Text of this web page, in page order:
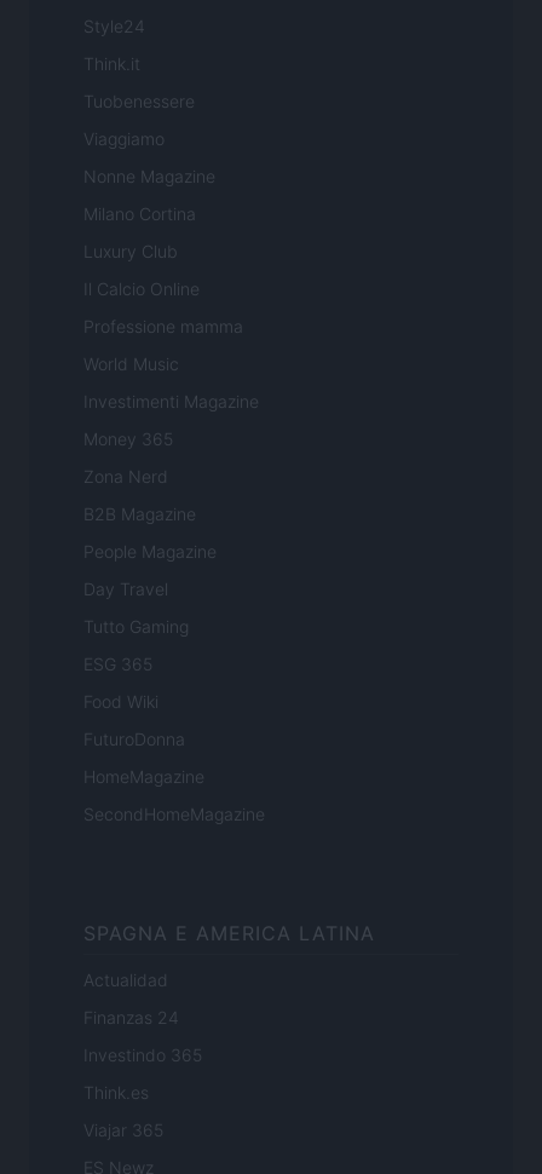
Style24
Think.it
Tuobenessere
Viaggiamo
Nonne Magazine
Milano Cortina
Luxury Club
Il Calcio Online
Professione mamma
World Music
Investimenti Magazine
Money 365
Zona Nerd
B2B Magazine
People Magazine
Day Travel
Tutto Gaming
ESG 365
Food Wiki
FuturoDonna
HomeMagazine
SecondHomeMagazine
SPAGNA E AMERICA LATINA
Actualidad
Finanzas 24
Investindo 365
Think.es
Viajar 365
ES Newz